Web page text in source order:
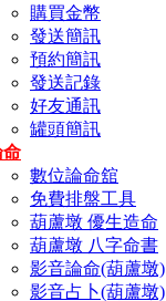
購買金幣
發送簡訊
預約簡訊
發送記錄
好友通訊
罐頭簡訊
命
數位論命舘
免費排盤工具
葫蘆墩 優生造命
葫蘆墩 八字命書
影音論命(葫蘆墩)
影音占卜(葫蘆墩)